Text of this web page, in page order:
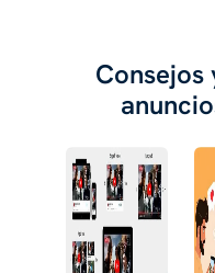
Consejos